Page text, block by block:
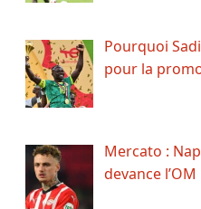
Pourquoi
pour la
Mercato :
devance l’OM